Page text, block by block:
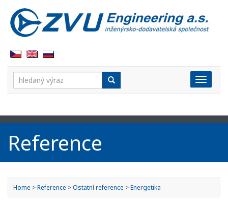
Vyhledávání:
Reference
Home >Reference >Ostatní reference >Energetika